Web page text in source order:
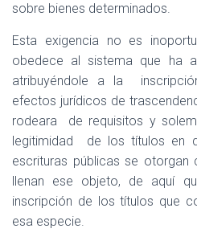
sobre bienes determinados.
Esta exigencia no es
obedece al sistema que ha
atribuyéndole a la
efectos jurídicos de
rodeara
de requisitos y
legitimidad
de los títulos en
escrituras públicas se otorgan
llenan ese objeto, de aquí
inscripción de los títulos que
esa especie.